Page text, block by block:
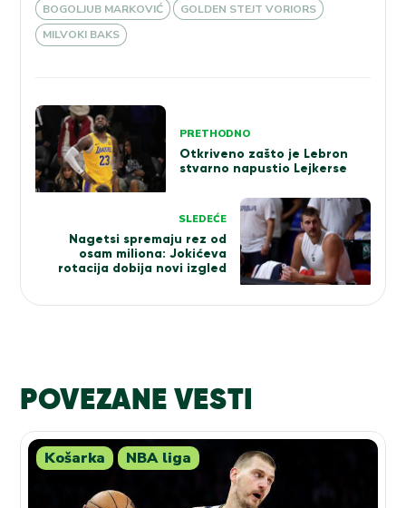
BOGOLJUB MARKOVIĆ
GOLDEN STEJT VORIORS
MILVOKI BAKS
Kretanje
članka
PRETHODNO
Otkriveno zašto je Lebron
stvarno napustio Lejkerse
SLEDEĆE
Nagetsi spremaju rez od
osam miliona: Jokićeva
rotacija dobija novi izgled
POVEZANE VESTI
Košarka NBA liga